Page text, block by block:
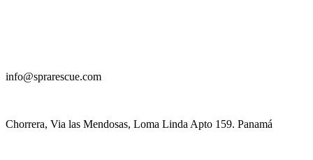
info@sprarescue.com
Chorrera, Via las Mendosas, Loma Linda Apto 159. Panamá